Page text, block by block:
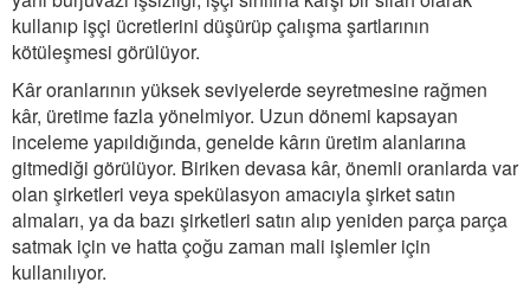
kullanıp işçi ücretlerini düşürüp çalışma şartlarının
kötüleşmesi görülüyor.
Kâr oranlarının yüksek seviyelerde seyretmesine rağmen
kâr, üretime fazla yönelmiyor. Uzun dönemi kapsayan
inceleme yapıldığında, genelde kârın üretim alanlarına
gitmediği görülüyor. Biriken devasa kâr, önemli oranlarda var
olan şirketleri veya spekülasyon amacıyla şirket satın
almaları, ya da bazı şirketleri satın alıp yeniden parça parça
satmak için ve hatta çoğu zaman mali işlemler için
kullanılıyor.